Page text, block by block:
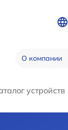
О компании
устройств